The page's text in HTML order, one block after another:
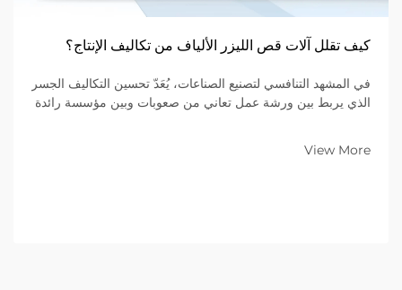
كيف تقلل آلات قص الليزر الألياف من تكاليف الإنتاج؟
في المشهد التنافسي لتصنيع الصناعات، يُعَدّ تحسين التكاليف الجسر
الذي يربط بين ورشة عمل تعاني من صعوبات وبين مؤسسة رائدة
أرضية المصنع تُحدِّد...
View More